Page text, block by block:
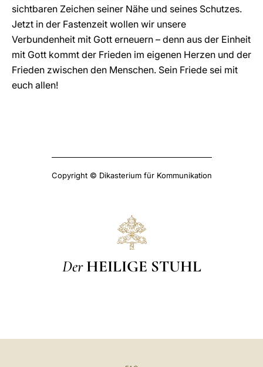
sichtbaren Zeichen seiner Nähe und seines Schutzes.
Jetzt in der Fastenzeit wollen wir unsere
Verbundenheit mit Gott erneuern – denn aus der Einheit
mit Gott kommt der Frieden im eigenen Herzen und der
Frieden zwischen den Menschen. Sein Friede sei mit
euch allen!
Copyright © Dikasterium für Kommunikation
Der HEILIGE STUHL